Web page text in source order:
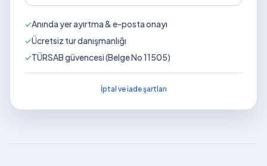
✓Anında yer ayırtma & e-posta onayı
✓Ücretsiz tur danışmanlığı
✓TÜRSAB güvencesi (Belge No 11505)
İptal ve iade şartları